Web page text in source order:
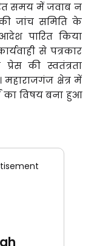
समय में जवाब न
जांच समिति के
पारित किया
से पत्रकार
की स्वतंत्रता
क्षेत्र में
का विषय बना हुआ